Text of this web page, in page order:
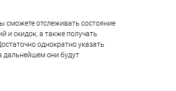
изолирующие материалы, бирки маркировочные
сможете отслеживать состояние
и скидок, а также получать
однократно указать
дальнейшем они будут